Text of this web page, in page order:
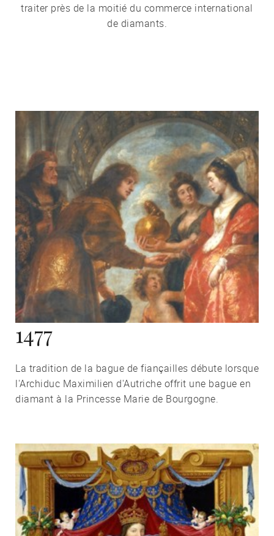
traiter près de la moitié du commerce international
de diamants.
1477
La tradition de la bague de fiançailles débute lorsque
l'Archiduc Maximilien d'Autriche offrit une bague en
diamant à la Princesse Marie de Bourgogne.